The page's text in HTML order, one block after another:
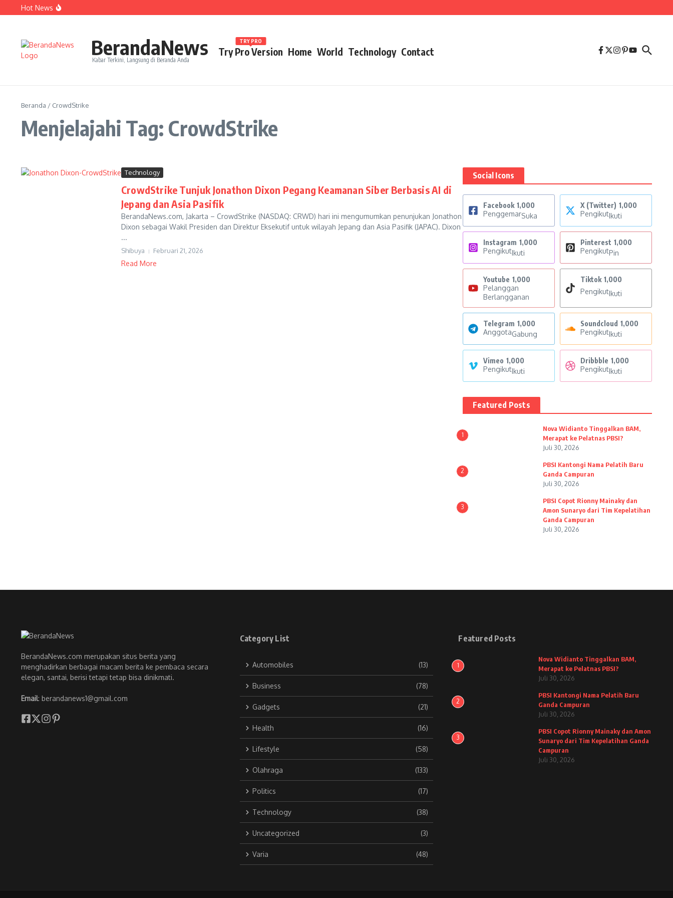
Lewati ke konten
Hot News
Janji Roberto Mancini usai Jadi Pelatih Timnas Italia
BerandaNews
Kabar Terkini, Langsung di Beranda Anda
Try Pro Version
TRY PRO
Home World Technology Contact
Beranda / CrowdStrike
Menjelajahi Tag: CrowdStrike
Technology
CrowdStrike Tunjuk Jonathon Dixon Pegang Keamanan Siber Berbasis AI di
Jepang dan Asia Pasifik
BerandaNews.com, Jakarta – CrowdStrike (NASDAQ: CRWD) hari ini mengumumkan penunjukan Jonathon
Dixon sebagai Wakil Presiden dan Direktur Eksekutif untuk wilayah Jepang dan Asia Pasifik (JAPAC). Dixon
...
Shibuya Februari 21, 2026
Read More
Social Icons
Facebook 1,000
PenggemarSuka
X (Twitter) 1,000
PengikutIkuti
Instagram 1,000
PengikutIkuti
Pinterest 1,000
PengikutPin
Youtube 1,000
Pelanggan
Berlangganan
Tiktok 1,000
PengikutIkuti
Telegram 1,000
AnggotaGabung
Soundcloud 1,000
PengikutIkuti
Vimeo 1,000
PengikutIkuti
Dribbble 1,000
PengikutIkuti
Featured Posts
1
Nova Widianto Tinggalkan BAM,
Merapat ke Pelatnas PBSI?
Juli 30, 2026
2
PBSI Kantongi Nama Pelatih Baru
Ganda Campuran
Juli 30, 2026
3
PBSI Copot Rionny Mainaky dan
Amon Sunaryo dari Tim Kepelatihan
Ganda Campuran
Juli 30, 2026
BerandaNews.com merupakan situs berita yang
menghadirkan berbagai macam berita ke pembaca secara
elegan, santai, berisi tetapi tetap bisa dinikmati.
Email: berandanews1@gmail.com
Category List
Automobiles (13)
Business (78)
Gadgets (21)
Health (16)
Lifestyle (58)
Olahraga (133)
Politics (17)
Technology (38)
Uncategorized (3)
Varia (48)
Featured Posts
1
Nova Widianto Tinggalkan BAM,
Merapat ke Pelatnas PBSI?
Juli 30, 2026
2
PBSI Kantongi Nama Pelatih Baru
Ganda Campuran
Juli 30, 2026
3
PBSI Copot Rionny Mainaky dan Amon
Sunaryo dari Tim Kepelatihan Ganda
Campuran
Juli 30, 2026